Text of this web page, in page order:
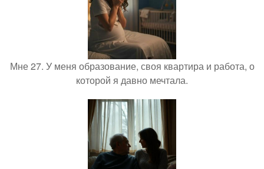
Мне 27. У меня образование, своя квартира и работа, о
которой я давно мечтала.